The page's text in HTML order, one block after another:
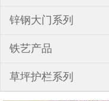
锌钢大门系列
铁艺产品
草坪护栏系列